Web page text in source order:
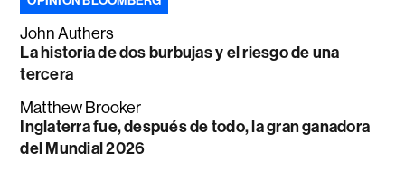
John Authers
La historia de dos burbujas y el riesgo de una
tercera
Matthew Brooker
Inglaterra fue, después de todo, la gran ganadora
del Mundial 2026